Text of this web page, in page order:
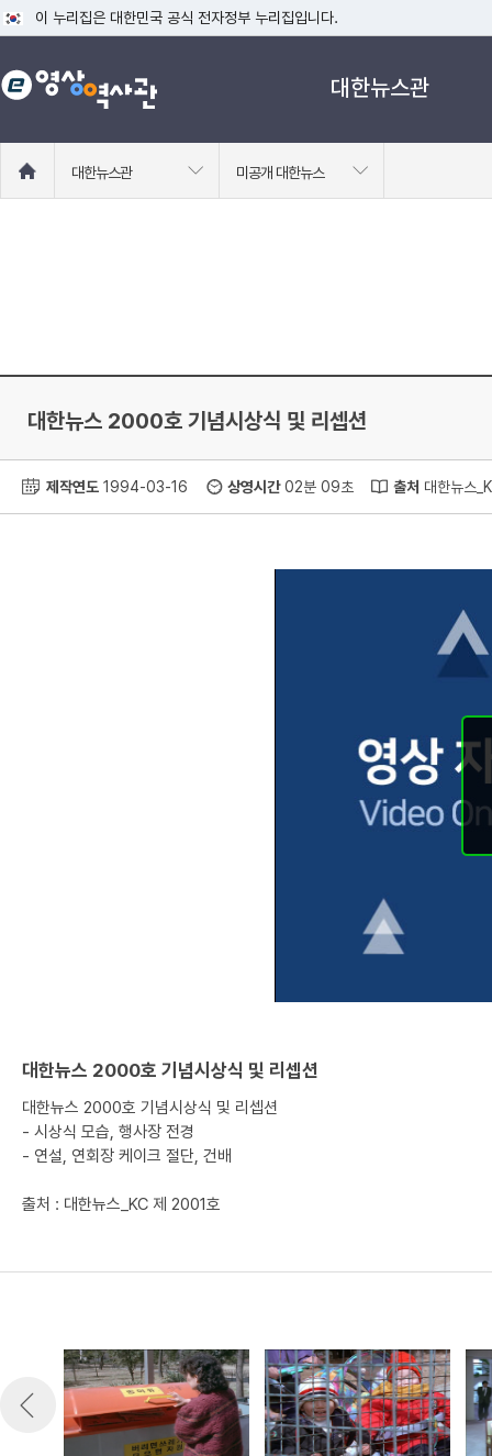
이 누리집은 대한민국 공식 전자정부 누리집입니다.
공식 누리집 주소 확인하기
go.kr 주소를 사용하는 누리집은 대한민국 정부기관이 관리하는 누리집입니
대한뉴스관
로
대한뉴스관 미공개 대한뉴스
대한뉴스 2000호 기념시상식 및 리셉션
제작연도 1994-03-16 상영시간02분 09초 출처 대한뉴스
대한뉴스 2000호 기념시상식 및 리셉션
대한뉴스 2000호 기념시상식 및 리셉션
- 시상식 모습, 행사장 전경
- 연설, 연회장 케이크 절단, 건배
출처 : 대한뉴스_KC 제 2001호